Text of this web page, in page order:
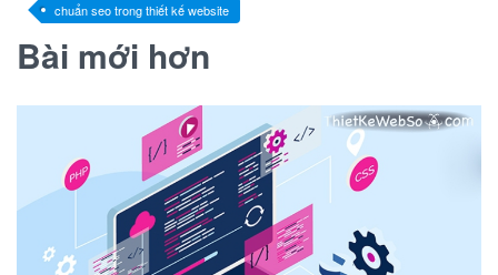
chuẩn seo trong thiết kế website
Bài mới hơn